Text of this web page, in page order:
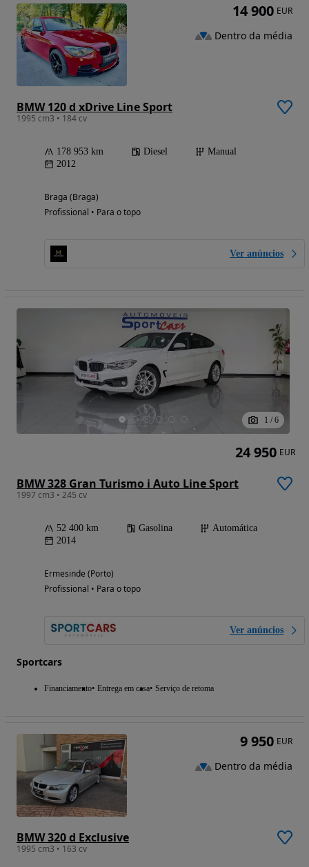
BMW 120 d xDrive Line Sport
1995 cm3 • 184 cv
178 953 km Diesel
Manual
2012
Braga (Braga)
Profissional • Para o topo
Ver anúncios
14 900 EUR
Dentro da média
1 / 6
BMW 328 Gran Turismo i Auto Line Sport
1997 cm3 • 245 cv
52 400 km Gasolina
Automática
2014
Ermesinde (Porto)
Profissional • Para o topo
Ver anúncios
Sportcars
Financiamento Entrega em casa Serviço de retoma
24 950 EUR
BMW 320 d Exclusive
1995 cm3 • 163 cv
9 950 EUR
Dentro da média